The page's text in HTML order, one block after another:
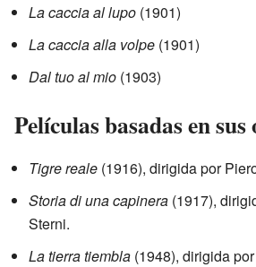
La caccia al lupo (1901)
La caccia alla volpe (1901)
Dal tuo al mio (1903)
Películas basadas en sus
Tigre reale (1916), dirigida por
Storia di una capinera (1917),
Sterni.
La tierra tiembla (1948), dirigida por